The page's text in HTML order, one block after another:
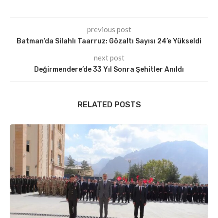
previous post
Batman’da Silahlı Taarruz: Gözaltı Sayısı 24’e Yükseldi
next post
Değirmendere’de 33 Yıl Sonra Şehitler Anıldı
RELATED POSTS